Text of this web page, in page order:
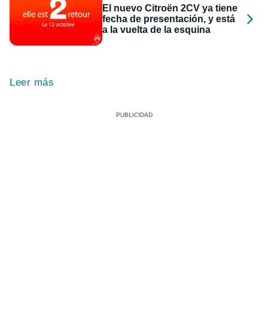
El nuevo Citroën 2CV ya tiene
fecha de presentación, y está
a la vuelta de la esquina
Leer más